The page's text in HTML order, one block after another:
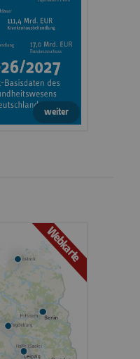
weiter
Webkarte